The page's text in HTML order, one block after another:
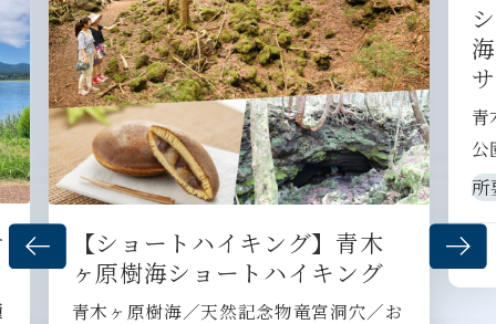
【ショートハイキング】青木
ヶ原樹海ショートハイキング
青木ヶ原樹海／天然記念物竜宮洞穴／お
青
公
所